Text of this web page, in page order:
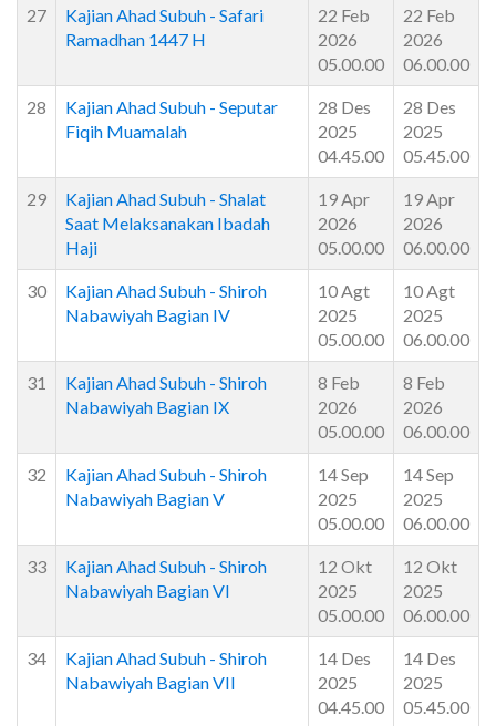
27
Kajian Ahad Subuh - Safari
Ramadhan 1447 H
22 Feb
2026
05.00.00
22 Feb
2026
06.00.00
28
Kajian Ahad Subuh - Seputar
Fiqih Muamalah
28 Des
2025
04.45.00
28 Des
2025
05.45.00
29
Kajian Ahad Subuh - Shalat
Saat Melaksanakan Ibadah
Haji
19 Apr
2026
05.00.00
19 Apr
2026
06.00.00
30
Kajian Ahad Subuh - Shiroh
Nabawiyah Bagian IV
10 Agt
2025
05.00.00
10 Agt
2025
06.00.00
31
Kajian Ahad Subuh - Shiroh
Nabawiyah Bagian IX
8 Feb
2026
05.00.00
8 Feb
2026
06.00.00
32
Kajian Ahad Subuh - Shiroh
Nabawiyah Bagian V
14 Sep
2025
05.00.00
14 Sep
2025
06.00.00
33
Kajian Ahad Subuh - Shiroh
Nabawiyah Bagian VI
12 Okt
2025
05.00.00
12 Okt
2025
06.00.00
34
Kajian Ahad Subuh - Shiroh
Nabawiyah Bagian VII
14 Des
2025
04.45.00
14 Des
2025
05.45.00